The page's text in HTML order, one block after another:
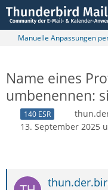
Manuelle Anpassungen
Name eines
umbenennen:
140 ESR
13. September 2025